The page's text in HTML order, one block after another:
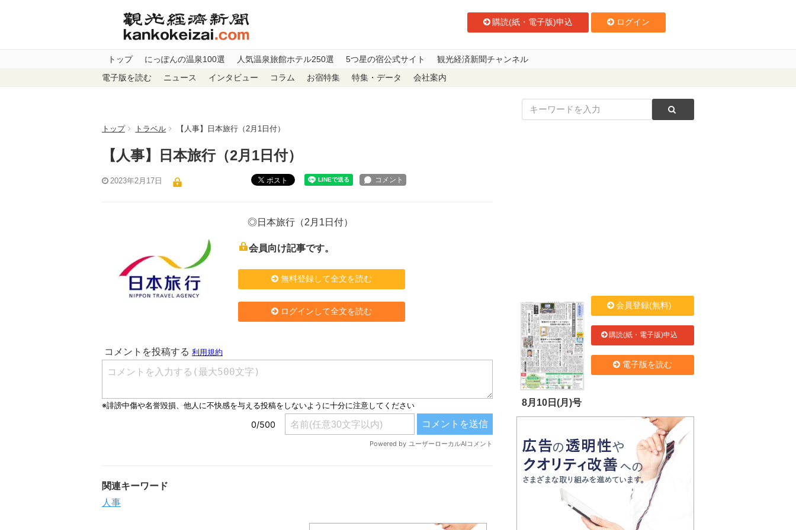
購読(紙・電子版)申込 ログイン
トップ にっぽんの温泉100選 人気温泉旅館ホテル250選 5つ星の宿公式サイト 観光経済新聞チャンネル
電子版を読む ニュース インタビュー コラム お宿特集 特集・データ 会社案内
トップ トラベル 【人事】日本旅行（2月1日付）
【人事】日本旅行（2月1日付）
2023年2月17日 ポスト
◎日本旅行（2月1日付）
会員向け記事です。
無料登録して全文を読む
ログインして全文を読む
関連キーワード
人事
8月10日(月)号
会員登録(無料)
購読(紙・電子版)申込
電子版を読む